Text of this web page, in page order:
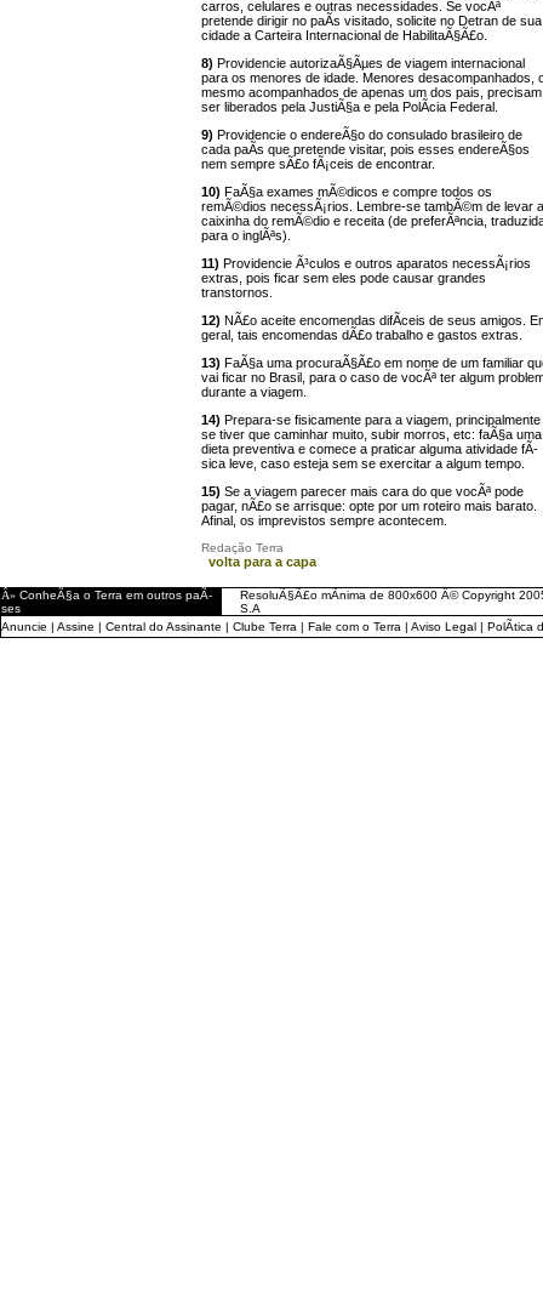
carros, celulares e outras necessidades. Se vocÃª
pretende dirigir no paÃ­s visitado, solicite no Detran de sua
cidade a Carteira Internacional de HabilitaÃ§Ã£o.
8) Providencie autorizaÃ§Ãµes de viagem internacional
para os menores de idade. Menores desacompanhados,
mesmo acompanhados de apenas um dos pais, precisam
ser liberados pela JustiÃ§a e pela PolÃ­cia Federal.
9) Providencie o endereÃ§o do consulado brasileiro de
cada paÃ­s que pretende visitar, pois esses endereÃ§os
nem sempre sÃ£o fÃ¡ceis de encontrar.
10) FaÃ§a exames mÃ©dicos e compre todos os
remÃ©dios necessÃ¡rios. Lembre-se tambÃ©m de levar a
caixinha do remÃ©dio e receita (de preferÃªncia,
para o inglÃªs).
11) Providencie Ã³culos e outros aparatos necessÃ¡rios
extras, pois ficar sem eles pode causar grandes
transtornos.
12) NÃ£o aceite encomendas difÃ­ceis de seus amigos.
geral, tais encomendas dÃ£o trabalho e gastos extras.
13) FaÃ§a uma procuraÃ§Ã£o em nome de um familiar
vai ficar no Brasil, para o caso de vocÃª ter algum
durante a viagem.
14) Prepara-se fisicamente para a viagem, principalmente
se tiver que caminhar muito, subir morros, etc: faÃ§a uma
dieta preventiva e comece a praticar alguma atividade fÃ­
sica leve, caso esteja sem se exercitar a algum tempo.
15) Se a viagem parecer mais cara do que vocÃª pode
pagar, nÃ£o se arrisque: opte por um roteiro mais barato.
Afinal, os imprevistos sempre acontecem.
Redação Terra
volta para a capa
Â» ConheÃ§a o Terra em outros paÃ­
ses
ResoluÃ§Ã£o mÃ­nima de 800x600 Â© Copyright
S.A
Anuncie | Assine | Central do Assinante | Clube Terra | Fale com o Terra | Aviso Legal | PolÃ­tica